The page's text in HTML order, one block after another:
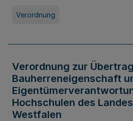
Verordnung
Verordnung zur
Bauherreneigenschaft
Hochschulen des
Westfalen